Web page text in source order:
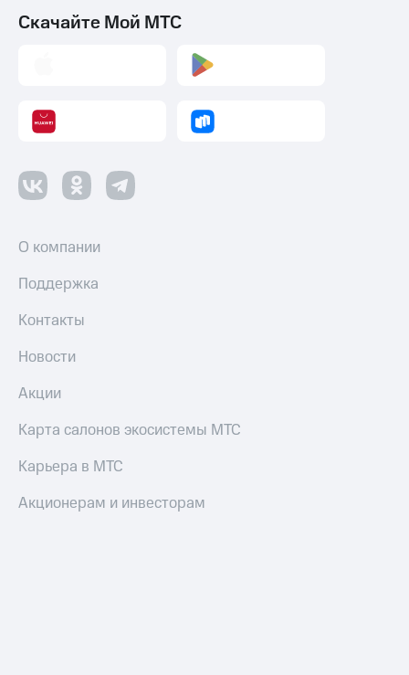
Скачайте Мой МТС
О компании
Поддержка
Контакты
Новости
Акции
Карта салонов экосистемы МТС
Карьера в МТС
Акционерам и инвесторам